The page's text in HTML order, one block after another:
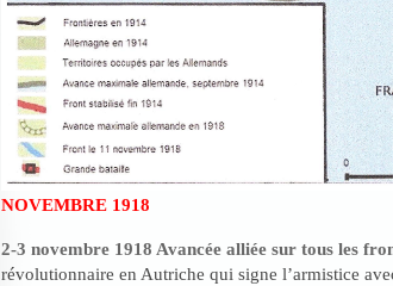
NOVEMBRE 1918
2-3 novembre 1918 Avancée alliée sur tous les
révolutionnaire en Autriche qui signe l’armistice